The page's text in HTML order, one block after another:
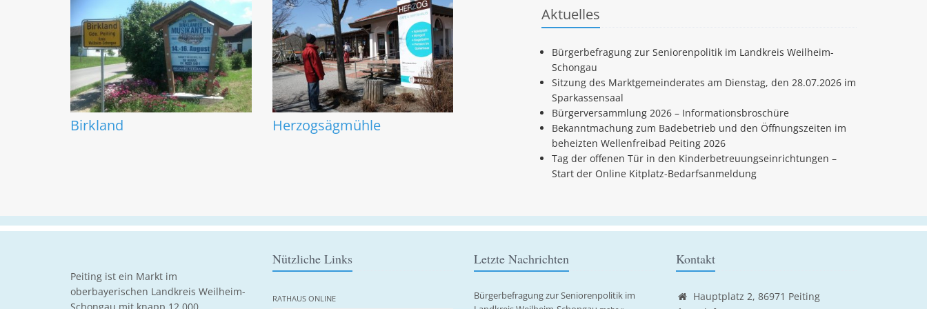
Birkland Herzogsägmühle
Aktuelles
Bürgerbefragung zur Seniorenpolitik im Landkreis Weilheim-
Schongau
Sitzung des Marktgemeinderates am Dienstag, den 28.07.2026 im
Sparkassensaal
Bürgerversammlung 2026 – Informationsbroschüre
Bekanntmachung zum Badebetrieb und den Öffnungszeiten im
beheizten Wellenfreibad Peiting 2026
Tag der offenen Tür in den Kinderbetreuungseinrichtungen –
Start der Online Kitplatz-Bedarfsanmeldung
Peiting ist ein Markt im
oberbayerischen Landkreis Weilheim-
Nützliche Links
RATHAUS ONLINE
Letzte Nachrichten
Bürgerbefragung zur Seniorenpolitik im
Kontakt
Hauptplatz 2, 86971 Peiting